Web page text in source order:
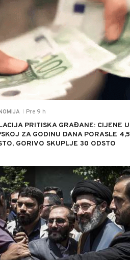
Pre 9 h
PRITISKA GRAĐANE: CIJENE U
ZA GODINU DANA PORASLE 4,5
GORIVO SKUPLJE 30 ODSTO